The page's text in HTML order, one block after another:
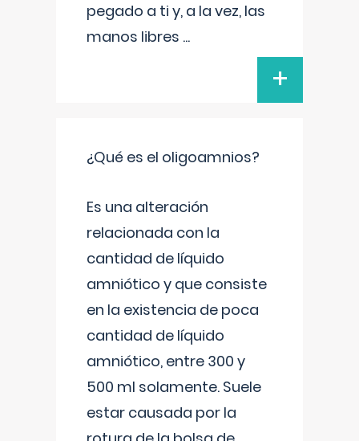
pegado a ti y, a la vez, las
manos libres ...
+
¿Qué es el oligoamnios?
Es una alteración
relacionada con la
cantidad de líquido
amniótico y que consiste
en la existencia de poca
cantidad de líquido
amniótico, entre 300 y
500 ml solamente. Suele
estar causada por la